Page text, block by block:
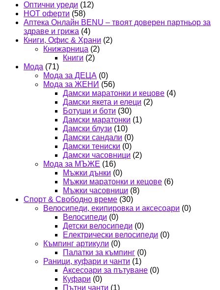
Оптични уреди (12)
HOT оферти (58)
Аптека Онлайн BENU – твоят доверен партньор за
здраве и грижа (4)
Книги, Офис & Храни (2)
Книжарница (2)
Книги (2)
Мода (71)
Мода за ДЕЦА (0)
Мода за ЖЕНИ (56)
Дамски маратонки и кецове (4)
Дамски якета и елеци (2)
Ботуши и боти (30)
Дамски маратонки (1)
Дамски блузи (10)
Дамски сандали (0)
Дамски тениски (0)
Дамски часовници (2)
Мода за МЪЖЕ (16)
Мъжки дънки (0)
Мъжки маратонки и кецове (6)
Мъжки часовници (8)
Спорт & Свободно време (30)
Велосипеди, екипировка и аксесоари (0)
Велосипеди (0)
Детски велосипеди (0)
Електрически велосипеди (0)
Къмпинг артикули (0)
Палатки за къмпинг (0)
Раници, куфари и чанти (1)
Аксесоари за пътуване (0)
Куфари (0)
Пътни чанти (1)